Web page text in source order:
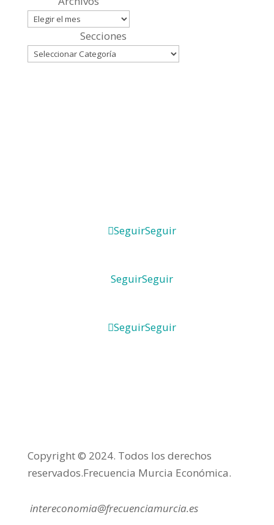
Secciones
SeguirSeguir
SeguirSeguir
SeguirSeguir
Copyright © 2024. Todos los derechos
reservados.Frecuencia Murcia Económica.
intereconomia@frecuenciamurcia.es